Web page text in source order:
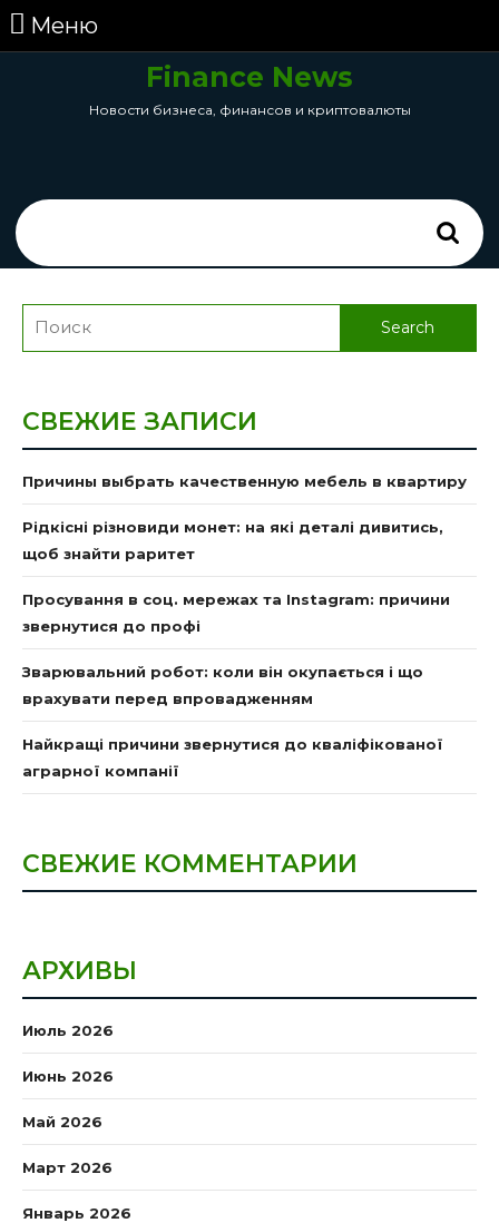
перейти
МенюМеню
Finance News
Новости бизнеса, финансов и криптовалюты
for:
Search
СВЕЖИЕ ЗАПИСИ
Причины выбрать качественную мебель в квартиру
Рідкісні різновиди монет: на які деталі дивитись,
щоб знайти раритет
Просування в соц. мережах та Instagram: причини
звернутися до профі
Зварювальний робот: коли він окупається і що
врахувати перед впровадженням
Найкращі причини звернутися до кваліфікованої
аграрної компанії
СВЕЖИЕ КОММЕНТАРИИ
АРХИВЫ
Июль 2026
Июнь 2026
Май 2026
Март 2026
Январь 2026